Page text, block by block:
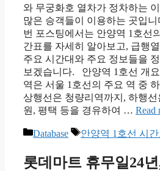
와 무궁화호 열차가 정차하는
많은 승객들이 이용하는 곳입니
번 포스팅에서는 안양역 1호선
간표를 자세히 알아보고, 급행
주요 시간대와 주요 정보들을
보겠습니다. 안양역 1호선 개
역은 서울 1호선의 주요 역 중
상행선은 청량리역까지, 하행선
원, 평택 등을 경유하여 … Read
Categories
Database Tags
안양역 1호선 시간
롯데마트 휴무일24년